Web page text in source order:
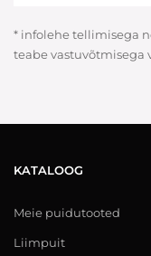
* infolehe tellimisega
teabe vastuvõtmisega
KATALOOG
Meie puidutooted
Liimpuit